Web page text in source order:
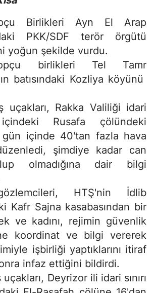
Birlikleri Ayn El Arap
PKK/SDF terör örgütü
yoğun şekilde vurdu.
birlikleri Tel Tamr
batısındaki Kozliya köyünü
uçakları, Rakka Valiliği idari
içindeki Rusafa çölündeki
gün içinde 40'tan fazla hava
düzenledi, şimdiye kadar can
olmadığına dair bilgi
HTŞ'nin İdlib
Kafr Sajna kasabasından bir
ve kadını, rejimin güvenlik
koordinat ve bilgi vererek
işbirliği yaptıklarını itiraf
infaz ettiğini bildirdi.
Deyrizor ili idari sınırı